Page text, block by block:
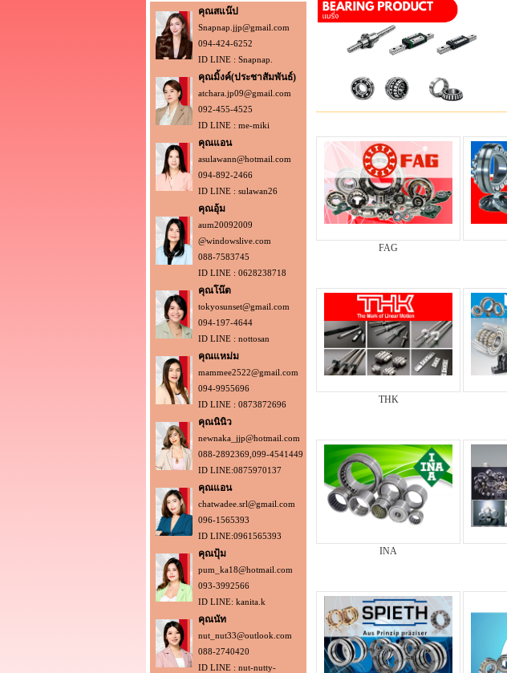
คุณสแน๊ป
Snapnap.jjp@gmail.com
094-424-6252
ID LINE : Snapnap.
คุณมิ้งค์(ประชาสัมพันธ์)
atchara.jp09@gmail.com
092-455-4525
ID LINE : me-miki
คุณแอน
asulawann@hotmail.com
094-892-2466
ID LINE : sulawan26
คุณอุ้ม
aum20092009
@windowslive.com
088-7583745
ID LINE : 0628238718
คุณโน๊ต
tokyosunset@gmail.com
094-197-4644
ID LINE : nottosan
คุณแหม่ม
mammee2522@gmail.com
094-9955696
ID LINE : 0873872696
คุณนินิว
newnaka_jjp@hotmail.com
088-2892369,099-4541449
ID LINE:0875970137
คุณแอน
chatwadee.srl@gmail.com
096-1565393
ID LINE:0961565393
คุณปุ้ม
pum_ka18@hotmail.com
093-3992566
ID LINE: kanita.k
คุณนัท
nut_nut33@outlook.com
088-2740420
ID LINE : nut-nutty-
FAG
THK
INA